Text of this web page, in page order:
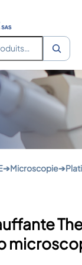
➔Microscopie➔